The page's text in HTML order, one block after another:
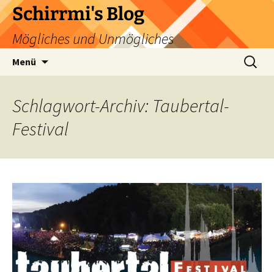
Zum
Inhalt
springen
Schirrmi's Blog
Mögliches und Unmögliches
Menü
Suchen
nach:
Schlagwort-Archiv: Taubertal-
Festival